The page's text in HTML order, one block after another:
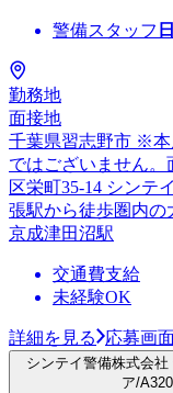
警備スタッフ
勤務地
面接地
千葉県習志野市 ※本
ではございません
区栄町35-14 シンテ
張駅から徒歩圏内の
京成津田沼駅
交通費支給
未経験OK
詳細を見る 応募画
シンテイ警備株式会
ア/